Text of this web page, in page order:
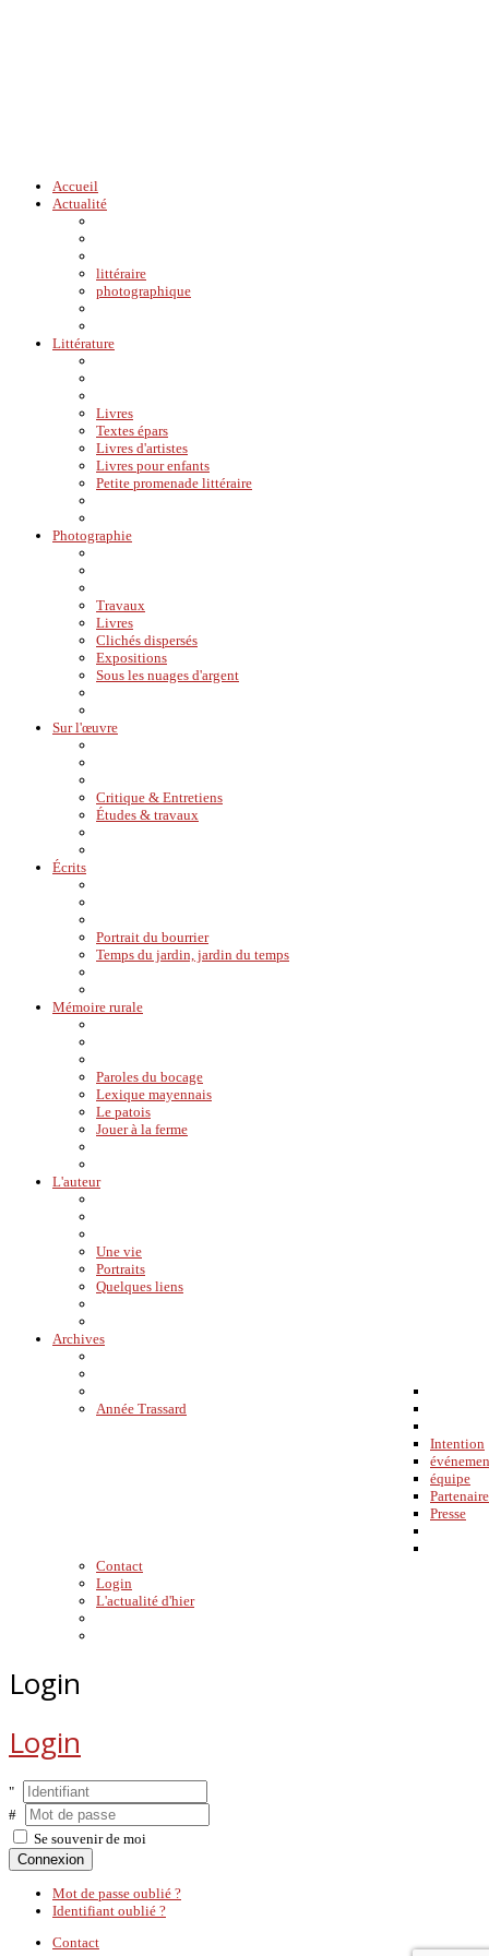
Accueil
Actualité
littéraire
photographique
Littérature
Livres
Textes épars
Livres d'artistes
Livres pour enfants
Petite promenade littéraire
Photographie
Travaux
Livres
Clichés dispersés
Expositions
Sous les nuages d'argent
Sur l'œuvre
Critique & Entretiens
Études & travaux
Écrits
Portrait du bourrier
Temps du jardin, jardin du temps
Mémoire rurale
Paroles du bocage
Lexique mayennais
Le patois
Jouer à la ferme
L'auteur
Une vie
Portraits
Quelques liens
Archives
Année Trassard
Intention
équipe
Presse
Contact
Login
L'actualité d'hier
Login
Login
Se souvenir de moi
Connexion
Mot de passe oublié ?
Identifiant oublié ?
Contact